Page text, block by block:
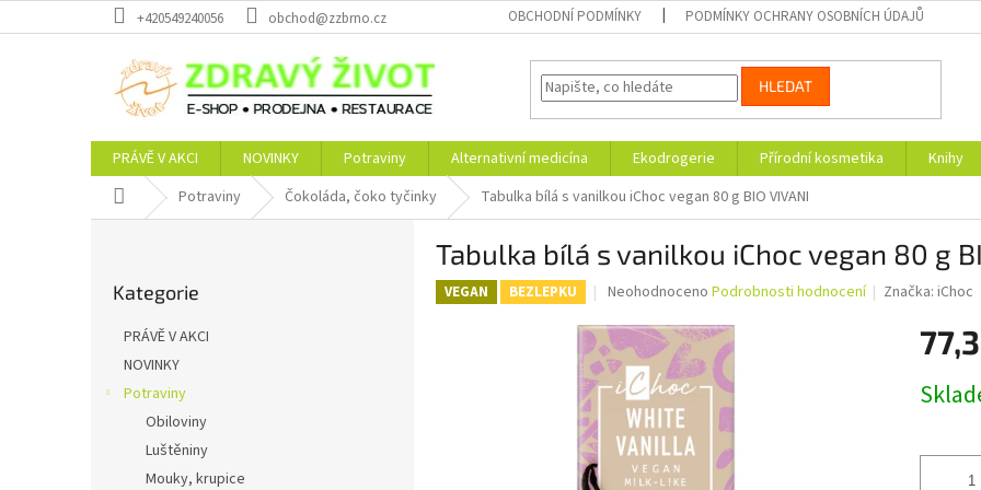
na
+420549240056 obchod@zzbrno.cz OBCHODNÍ PODMÍNKY PODMÍNKY OCHRANY OSOBNÍCH ÚDAJŮ
HLEDAT
PRÁVĚ V AKCI NOVINKY Potraviny Alternativní medicína Ekodrogerie Přírodní kosmetika Knihy
Domů Potraviny Čokoláda, čoko tyčinky Tabulka bílá s vanilkou iChoc vegan 80 g BIO VIVANI
kategorie
Kategorie
PRÁVĚ V AKCI
NOVINKY
Potraviny
Obiloviny
Luštěniny
Mouky, krupice
Tabulka bílá s vanilkou iChoc vegan 80 g
VEGAN BEZLEPKU
Průměrné
produktu
je
0,0
z
hvězdiček.
Neohodnoceno Podrobnosti hodnocení Značka:iChoc
cena: